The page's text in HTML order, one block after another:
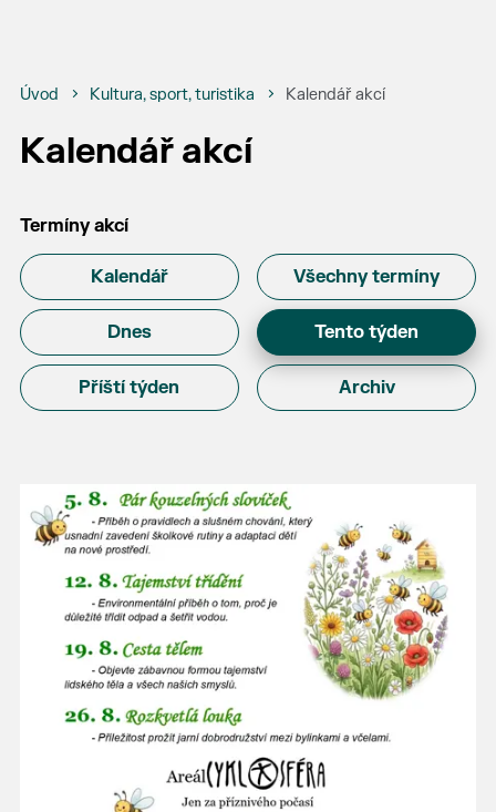
Úvod Kultura, sport, turistika Kalendář akcí
Kalendář akcí
Termíny akcí
Kalendář Všechny termíny
Dnes Tento týden
Příští týden Archiv